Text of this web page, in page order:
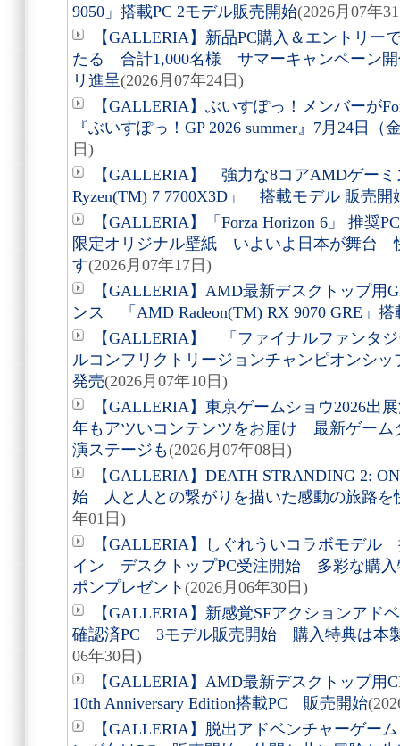
9050」搭載PC 2モデル販売開始(2026月07年
【GALLERIA】新品PC購入＆エントリー
たる 合計1,000名様 サマーキャンペーン
リ進呈(2026月07年24日)
【GALLERIA】ぶいすぽっ！メンバーが
『ぶいすぽっ！GP 2026 summer』7月24日（
日)
【GALLERIA】 強力な8コアAMDゲー
Ryzen(TM) 7 7700X3D」 搭載モデル 販売開
【GALLERIA】「Forza Horizon 6」 推
限定オリジナル壁紙 いよいよ日本が舞台
す(2026月07年17日)
【GALLERIA】AMD最新デスクトップ用
ンス 「AMD Radeon(TM) RX 9070 GRE」搭
【GALLERIA】 「ファイナルファンタ
ルコンフリクトリージョンチャンピオンシッ
発売(2026月07年10日)
【GALLERIA】東京ゲームショウ2026
年もアツいコンテンツをお届け 最新ゲーム
演ステージも(2026月07年08日)
【GALLERIA】DEATH STRANDING 2:
始 人と人との繋がりを描いた感動の旅路を
年01日)
【GALLERIA】しぐれういコラボモデル
イン デスクトップPC受注開始 多彩な購入
ポンプレゼント (2026月06年30日)
【GALLERIA】新感覚SFアクションアド
確認済PC 3モデル販売開始 購入特典は本
06年30日)
【GALLERIA】AMD最新デスクトップ用
10th Anniversary Edition搭載PC 販売開始
【GALLERIA】脱出アドベンチャーゲー